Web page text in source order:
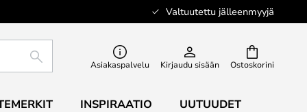
Valtuutettu jälleenmyyjä
Ostoskorini
ETSI Asiakaspalvelu Kirjaudu sisään
INSPIRAATIO UUTUUDET